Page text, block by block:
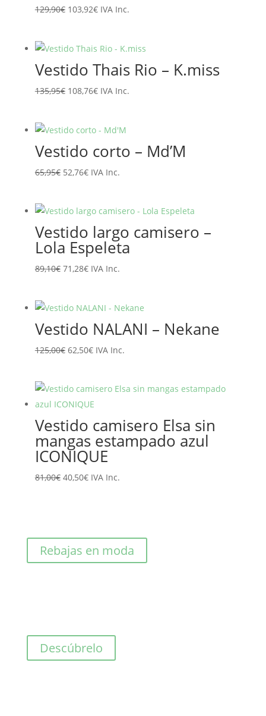
129,90€ El
era:
129,90€.
103,92€El
es:
103,92€.
IVA Inc.
Vestido Thais Rio – K.miss
135,95€ El
era:
135,95€.
108,76€El
es:
108,76€.
IVA Inc.
Vestido corto – Md’M
65,95€ El
era:
65,95€.
52,76€El
es:
52,76€.
IVA Inc.
Vestido largo camisero –
Lola Espeleta
89,10€ El
era:
89,10€.
71,28€El
es:
71,28€.
IVA Inc.
Vestido NALANI – Nekane
125,00€ El
era:
125,00€.
62,50€El
es:
62,50€.
IVA Inc.
Vestido camisero Elsa sin
mangas estampado azul
ICONIQUE
81,00€ El
81,00€.
40,50€El
40,50€.
IVA Inc.
Rebajas en moda
Descúbrelo